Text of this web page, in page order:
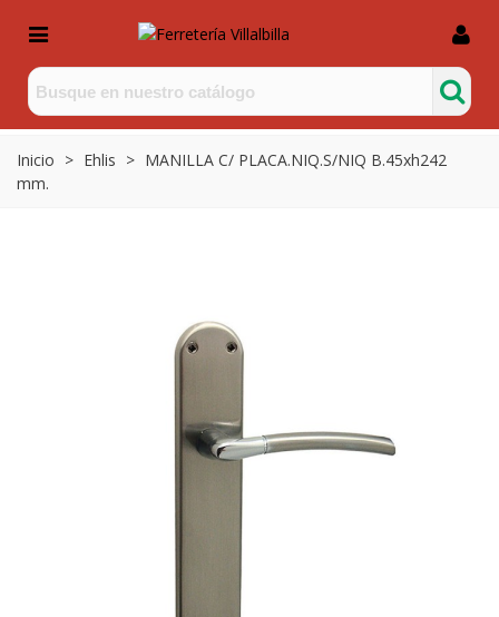
Inicio > Ehlis > MANILLA C/ PLACA.NIQ.S/NIQ B.45xh242
mm.